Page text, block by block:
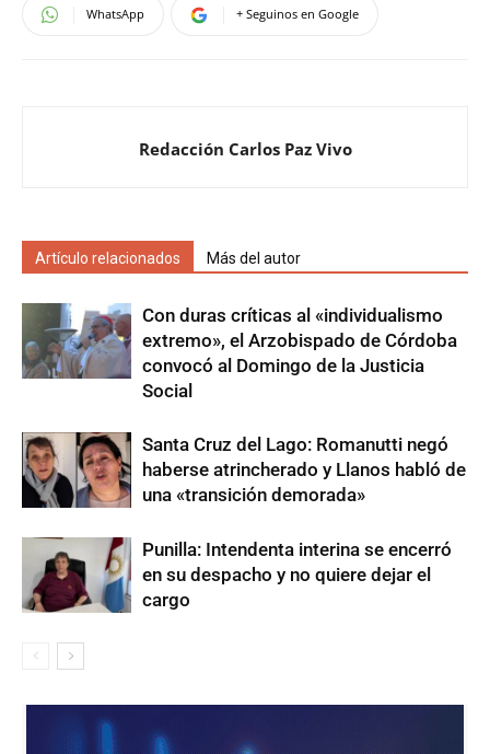
WhatsApp + Seguinos en Google
Redacción Carlos Paz Vivo
Artículo relacionados Más del autor
Con duras críticas al «individualismo
extremo», el Arzobispado de Córdoba
convocó al Domingo de la Justicia
Social
Santa Cruz del Lago: Romanutti negó
haberse atrincherado y Llanos habló de
una «transición demorada»
Punilla: Intendenta interina se encerró
en su despacho y no quiere dejar el
cargo